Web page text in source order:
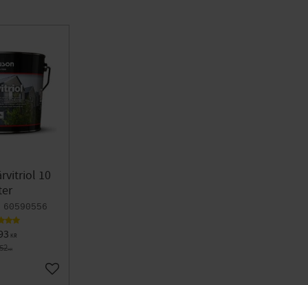
10
60590556
KR
KR
Lägg till i favoriter